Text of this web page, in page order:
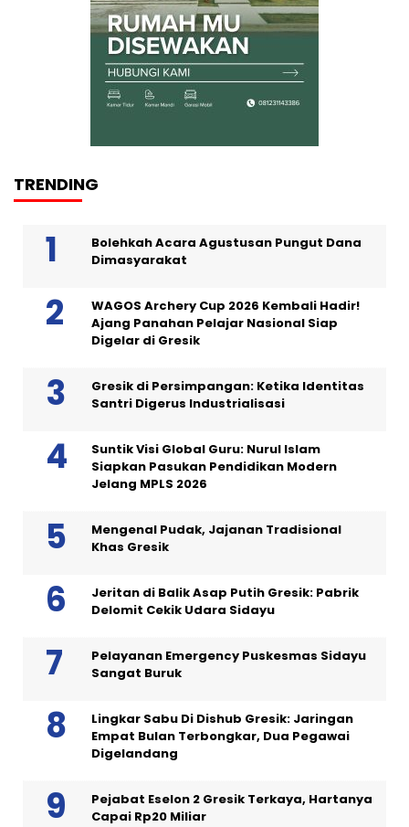
TRENDING
Bolehkah Acara Agustusan Pungut Dana
Dimasyarakat
WAGOS Archery Cup 2026 Kembali Hadir!
Ajang Panahan Pelajar Nasional Siap
Digelar di Gresik
Gresik di Persimpangan: Ketika Identitas
Santri Digerus Industrialisasi
Suntik Visi Global Guru: Nurul Islam
Siapkan Pasukan Pendidikan Modern
Jelang MPLS 2026
Mengenal Pudak, Jajanan Tradisional
Khas Gresik
Jeritan di Balik Asap Putih Gresik: Pabrik
Delomit Cekik Udara Sidayu
Pelayanan Emergency Puskesmas Sidayu
Sangat Buruk
Lingkar Sabu Di Dishub Gresik: Jaringan
Empat Bulan Terbongkar, Dua Pegawai
Digelandang
Pejabat Eselon 2 Gresik Terkaya, Hartanya
Capai Rp20 Miliar